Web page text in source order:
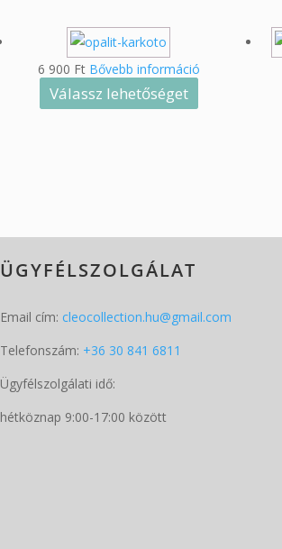
6 900 Ft Bővebb információ
Válassz lehetőséget
ÜGYFÉLSZOLGÁLAT
Email cím: cleocollection.hu@gmail.com
Telefonszám: +36 30 841 6811
Ügyfélszolgálati idő:
hétköznap 9:00-17:00 között